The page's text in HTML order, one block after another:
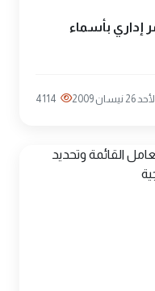
بأسماء
26 نيسان 2009 4114